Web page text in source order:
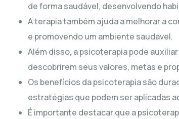
de forma saudável, desenvolvendo
A terapia também ajuda a melhorar a
e promovendo um ambiente saudável.
Além disso, a psicoterapia pode
descobrirem seus valores, metas e
Os benefícios da psicoterapia são
estratégias que podem ser aplicadas
É importante destacar que a